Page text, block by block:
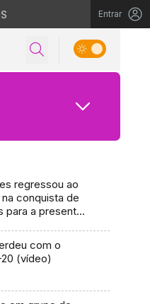
Entrar
regressou ao
conquista de
para a presente
com o
(vídeo)